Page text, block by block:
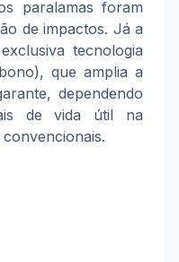
paralamas foram
de impactos. Já a
tecnologia
que amplia a
dependendo
de vida útil na